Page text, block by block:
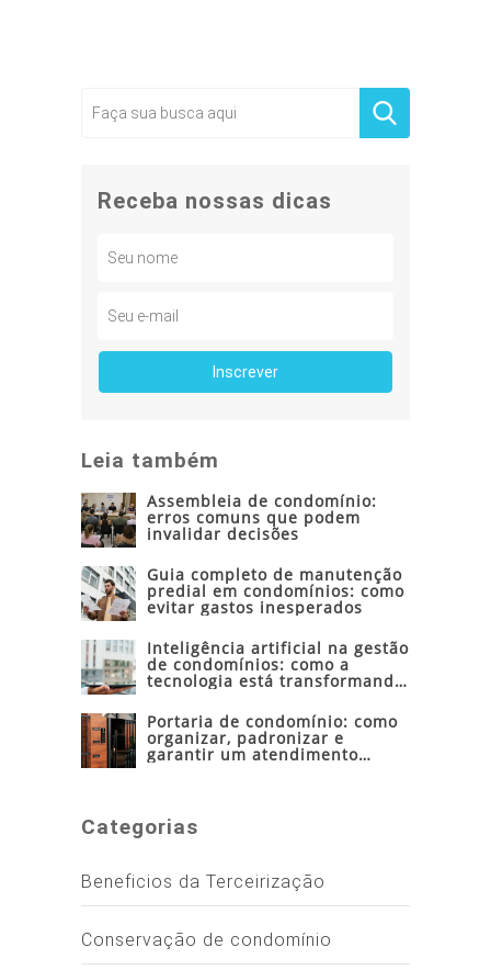
Receba nossas dicas
Leia também
Assembleia de condomínio:
erros comuns que podem
invalidar decisões
Guia completo de manutenção
predial em condomínios: como
evitar gastos inesperados
Inteligência artificial na gestão
de condomínios: como a
tecnologia está transformando
Portaria de condomínio: como
organizar, padronizar e
garantir um atendimento
Categorias
Beneficios da Terceirização
Conservação de condomínio